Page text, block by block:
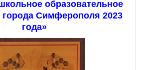
образовательное
города Симферополя 2023
года»